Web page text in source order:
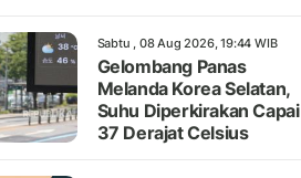
Sabtu , 08 Aug 2026, 19:44 WIB
Gelombang Panas
Melanda Korea Selatan,
Suhu Diperkirakan Capai
37 Derajat Celsius